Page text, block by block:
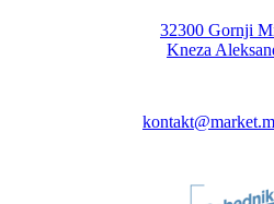
32300 Gornji
Kneza